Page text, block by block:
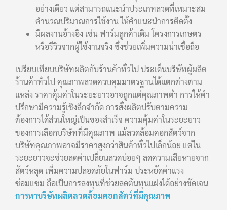
อย่างเดียว แต่สามารถแนะนำประเภทลวดที่เหมาะสม
คำนวณปริมาณการใช้งาน ให้คำแนะนำการติดตั้ง
มีผลงานอ้างอิง เช่น ฟาร์มลูกค้าเดิม โครงการเกษตร
หรือรีวิวจากผู้ใช้งานจริง ซึ่งช่วยเพิ่มความน่าเชื่อถือ
เปรียบเทียบบริษัทผลิตกับร้านค้าทั่วไป ประเด็นบริษัทผู้ผลิต
ร้านค้าทั่วไป คุณภาพลวดควบคุมมาตรฐานได้แตกต่างตาม
แหล่ง ราคาคุ้มค่าในระยะยาวอาจถูกแต่คุณภาพต่ำ การให้คำ
ปรึกษามีความรู้เชิงลึกจำกัด การสั่งผลิตปรับตามความ
ต้องการได้ส่วนใหญ่เป็นของสำเร็จ ความคุ้มค่าในระยะยาว
ของการเลือกบริษัทที่มีคุณภาพ แม้ลวดล้อมคอกสัตว์จาก
บริษัทคุณภาพอาจมีราคาสูงกว่าสินค้าทั่วไปเล็กน้อย แต่ใน
ระยะยาวจะช่วยลดค่าเปลี่ยนลวดบ่อยๆ ลดความเสียหายจาก
สัตว์หลุด เพิ่มความปลอดภัยในฟาร์ม ประหยัดค่าแรง
ซ่อมแซม ถือเป็นการลงทุนที่ช่วยลดต้นทุนแฝงได้อย่างชัดเจน
การหาบริษัทผลิตลวดล้อมคอกสัตว์ที่มีคุณภาพ